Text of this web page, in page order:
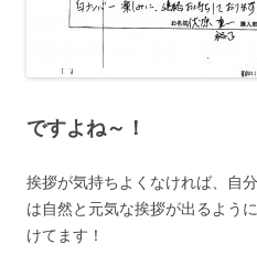
ですよね～！
挨拶が気持ちよくなければ、自
は自然と元気な挨拶が出るよう
けてます！